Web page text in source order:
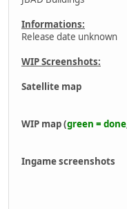
Informations:
Release date unknown
WIP Screenshots:
Satellite map
WIP map (green = done
Ingame screenshots